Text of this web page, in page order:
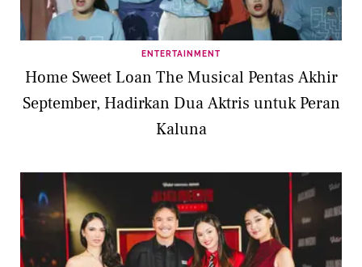
ENTERTAINMENT
Home Sweet Loan The Musical Pentas Akhir
September, Hadirkan Dua Aktris untuk Peran
Kaluna